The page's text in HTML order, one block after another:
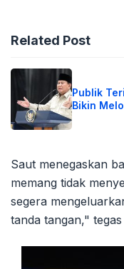
Related Post
Publik
Bikin
Saut menegaskan
memang tidak
segera
tanda tangan,"